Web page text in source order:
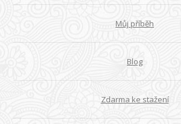
Můj příběh
Blog
Zdarma ke stažení